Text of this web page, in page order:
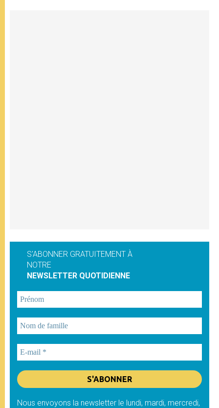
S'ABONNER GRATUITEMENT À
NOTRE
NEWSLETTER QUOTIDIENNE
Nous envoyons la newsletter le lundi, mardi, mercredi,